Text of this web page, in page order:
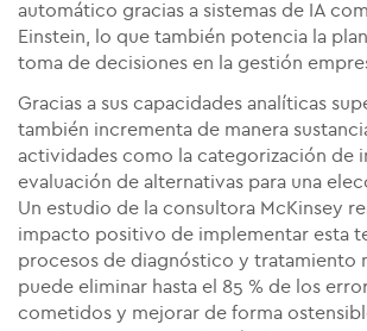
automático gracias a sistemas de IA
Einstein, lo que también potencia la
toma de decisiones en la gestión
Gracias a sus capacidades analíticas
también incrementa de manera
actividades como la categorización de
evaluación de alternativas para una
Un estudio de la consultora McKinsey
impacto positivo de implementar esta
procesos de diagnóstico y tratamiento
puede eliminar hasta el 85 % de los
cometidos y mejorar de forma